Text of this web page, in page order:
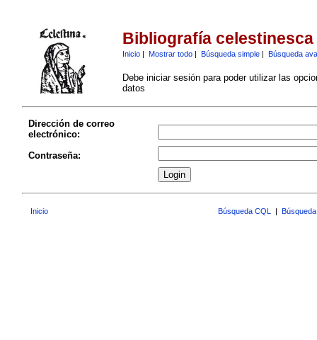
Bibliografía celestinesca
Inicio| Mostrar todo| Búsqueda simple| Búsqueda
Debe iniciar sesión para poder utilizar las
datos
Dirección de correo
electrónico:
Contraseña:
Inicio Búsqueda CQL |